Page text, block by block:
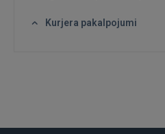
Kurjera pakalpojumi